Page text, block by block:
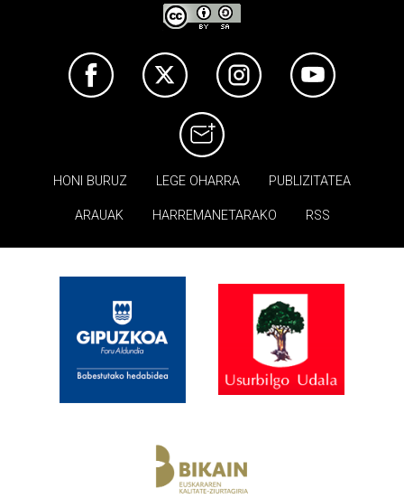
HONI BURUZ LEGE OHARRA PUBLIZITATEA
ARAUAK HARREMANETARAKO RSS